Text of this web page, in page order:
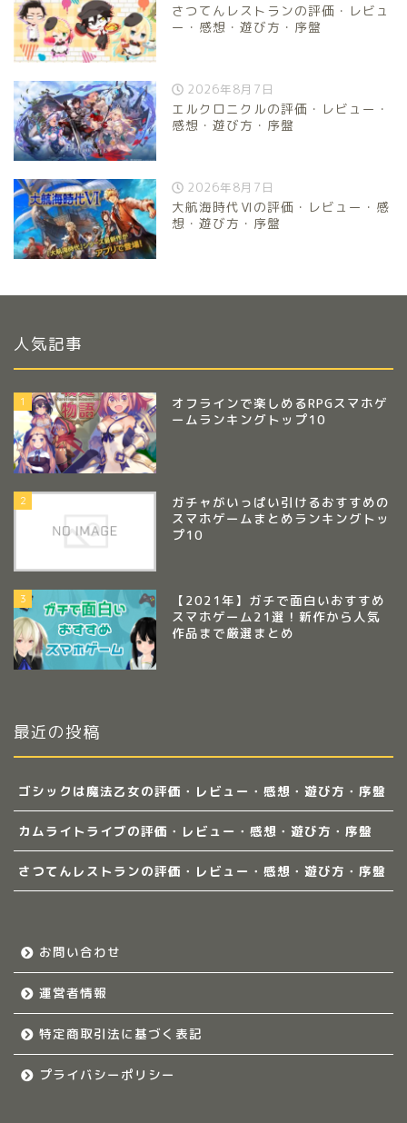
さつてんレストランの評価・レビュ
ー・感想・遊び方・序盤
2026年8月7日
エルクロニクルの評価・レビュー・
感想・遊び方・序盤
2026年8月7日
大航海時代Ⅵの評価・レビュー・感
想・遊び方・序盤
人気記事
1
オフラインで楽しめるRPGスマホゲ
ームランキングトップ10
2
ガチャがいっぱい引けるおすすめの
スマホゲームまとめランキングトッ
プ10
3
【2021年】ガチで面白いおすすめ
スマホゲーム21選！新作から人気
作品まで厳選まとめ
最近の投稿
ゴシックは魔法乙女の評価・レビュー・感想・遊び方・序盤
カムライトライブの評価・レビュー・感想・遊び方・序盤
さつてんレストランの評価・レビュー・感想・遊び方・序盤
お問い合わせ
運営者情報
特定商取引法に基づく表記
プライバシーポリシー